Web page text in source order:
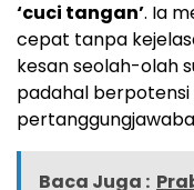
‘cuci tangan’. Ia
cepat tanpa
kesan seolah-olah
padahal
Baca Juga :